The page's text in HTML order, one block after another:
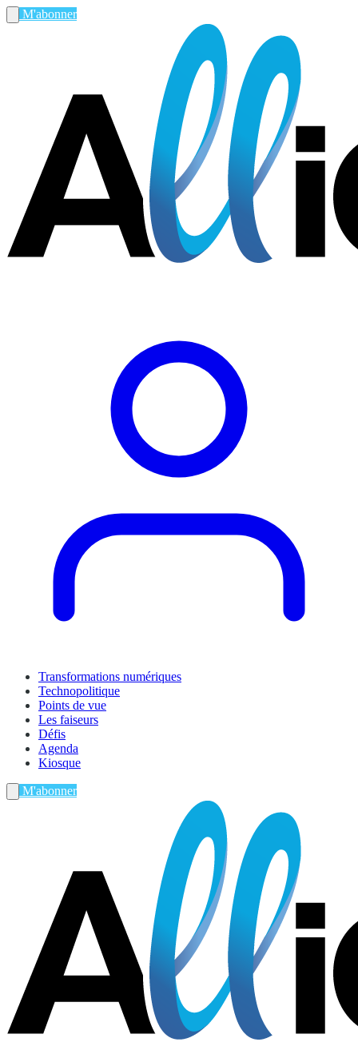
M'abonner
Transformations numériques
Technopolitique
Points de vue
Les faiseurs
Défis
Agenda
Kiosque
M'abonner